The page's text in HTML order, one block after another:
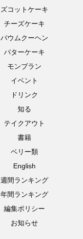
ズコットケーキ
チーズケーキ
バウムクーヘン
バターケーキ
モンブラン
イベント
ドリンク
知る
テイクアウト
書籍
ベリー類
English
週間ランキング
年間ランキング
編集ポリシー
お知らせ